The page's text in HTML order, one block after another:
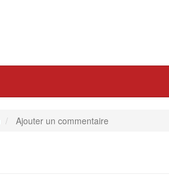
Ajouter un commentaire